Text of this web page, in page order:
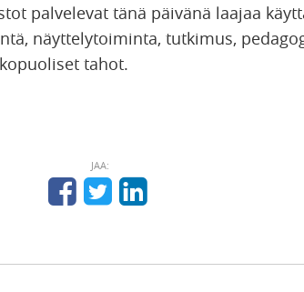
palvelevat tänä päivänä laajaa
näyttelytoiminta, tutkimus,
tahot.
JAA: